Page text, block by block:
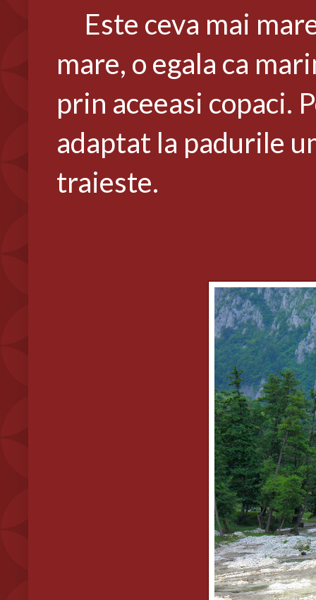
Este ceva mai
mare, o egala ca
prin aceeasi copaci.
adaptat la padurile
traieste.